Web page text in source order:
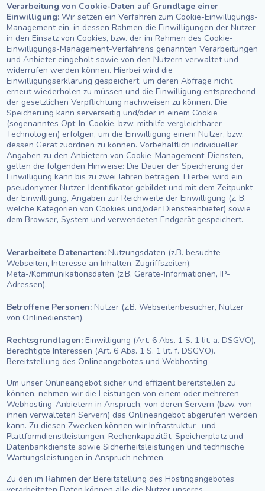
Verarbeitung von Cookie-Daten auf Grundlage einer
Einwilligung: Wir setzen ein Verfahren zum Cookie-Einwilligungs-
Management ein, in dessen Rahmen die Einwilligungen der Nutzer
in den Einsatz von Cookies, bzw. der im Rahmen des Cookie-
Einwilligungs-Management-Verfahrens genannten Verarbeitungen
und Anbieter eingeholt sowie von den Nutzern verwaltet und
widerrufen werden können. Hierbei wird die
Einwilligungserklärung gespeichert, um deren Abfrage nicht
erneut wiederholen zu müssen und die Einwilligung entsprechend
der gesetzlichen Verpflichtung nachweisen zu können. Die
Speicherung kann serverseitig und/oder in einem Cookie
(sogenanntes Opt-In-Cookie, bzw. mithilfe vergleichbarer
Technologien) erfolgen, um die Einwilligung einem Nutzer, bzw.
dessen Gerät zuordnen zu können. Vorbehaltlich individueller
Angaben zu den Anbietern von Cookie-Management-Diensten,
gelten die folgenden Hinweise: Die Dauer der Speicherung der
Einwilligung kann bis zu zwei Jahren betragen. Hierbei wird ein
pseudonymer Nutzer-Identifikator gebildet und mit dem Zeitpunkt
der Einwilligung, Angaben zur Reichweite der Einwilligung (z. B.
welche Kategorien von Cookies und/oder Diensteanbieter) sowie
dem Browser, System und verwendeten Endgerät gespeichert.
Verarbeitete Datenarten:Nutzungsdaten (z.B. besuchte
Webseiten, Interesse an Inhalten, Zugriffszeiten),
Meta-/Kommunikationsdaten (z.B. Geräte-Informationen, IP-
Adressen).
Betroffene Personen:Nutzer (z.B. Webseitenbesucher, Nutzer
von Onlinediensten).
Rechtsgrundlagen:Einwilligung (Art. 6 Abs. 1 S. 1 lit. a. DSGVO),
Berechtigte Interessen (Art. 6 Abs. 1 S. 1 lit. f. DSGVO).
Bereitstellung des Onlineangebotes und Webhosting
Um unser Onlineangebot sicher und effizient bereitstellen zu
können, nehmen wir die Leistungen von einem oder mehreren
Webhosting-Anbietern in Anspruch, von deren Servern (bzw. von
ihnen verwalteten Servern) das Onlineangebot abgerufen werden
kann. Zu diesen Zwecken können wir Infrastruktur- und
Plattformdienstleistungen, Rechenkapazität, Speicherplatz und
Datenbankdienste sowie Sicherheitsleistungen und technische
Wartungsleistungen in Anspruch nehmen.
Zu den im Rahmen der Bereitstellung des Hostingangebotes